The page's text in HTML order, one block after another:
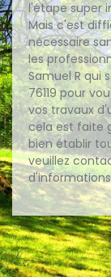
l'étape super
Mais c'est
nécessaire
les
Samuel R qui
76119 pour
vos travaux
cela est faite
bien établir
veuillez